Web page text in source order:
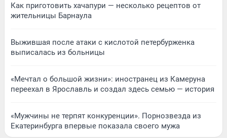
Как приготовить хачапури — несколько рецептов от
жительницы Барнаула
Выжившая после атаки с кислотой петербурженка
выписалась из больницы
«Мечтал о большой жизни»: иностранец из Камеруна
переехал в Ярославль и создал здесь семью — история
«Мужчины не терпят конкуренции». Порнозвезда из
Екатеринбурга впервые показала своего мужа